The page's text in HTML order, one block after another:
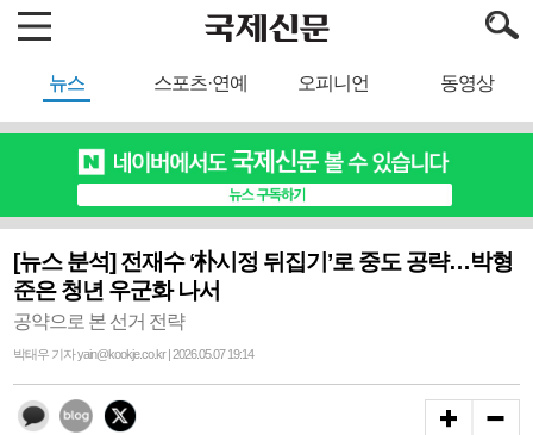
뉴스 스포츠·연예 오피니언 동영상
[뉴스 분석] 전재수 ‘朴시정 뒤집기’로 중도 공략…박형
준은 청년 우군화 나서
공약으로 본 선거 전략
박태우 기자 yain@kookje.co.kr | 2026.05.07 19:14